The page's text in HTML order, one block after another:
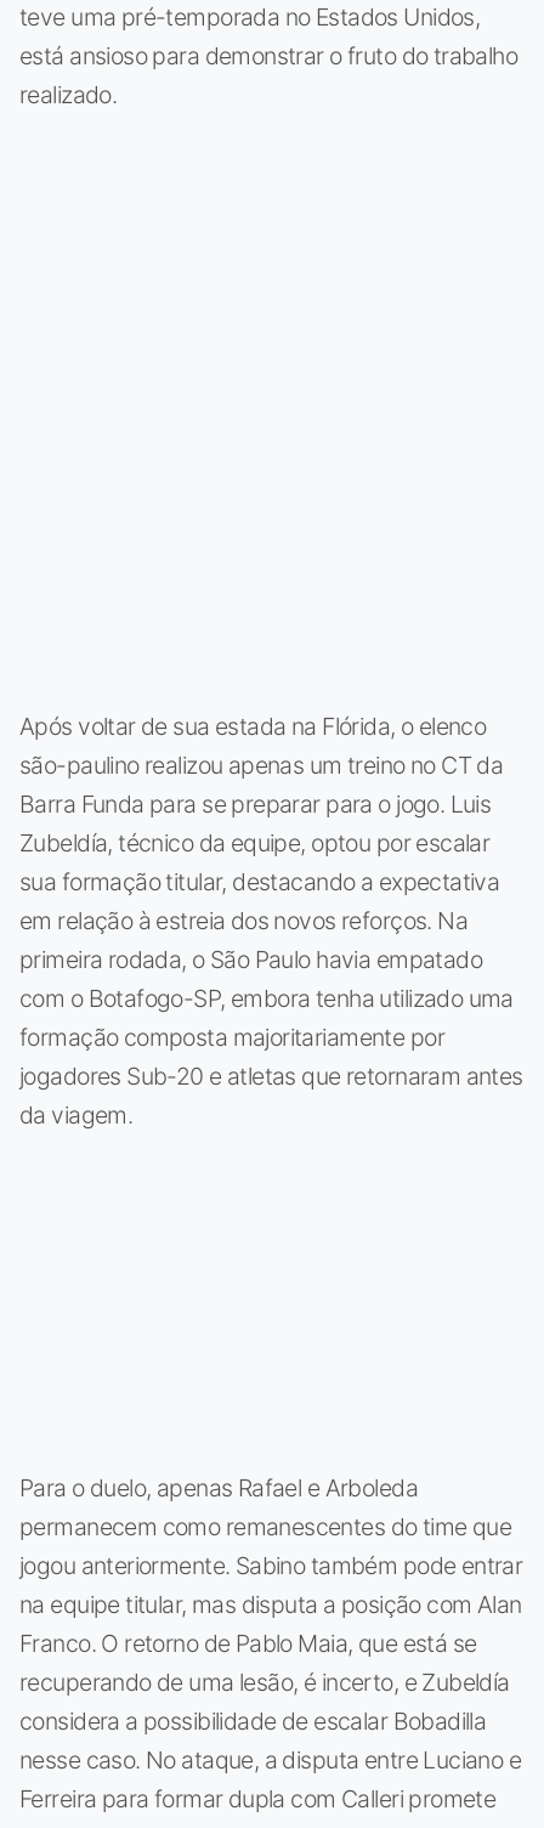
teve uma pré-temporada no Estados Unidos,
está ansioso para demonstrar o fruto do trabalho
realizado.
Após voltar de sua estada na Flórida, o elenco
são-paulino realizou apenas um treino no CT da
Barra Funda para se preparar para o jogo. Luis
Zubeldía, técnico da equipe, optou por escalar
sua formação titular, destacando a expectativa
em relação à estreia dos novos reforços. Na
primeira rodada, o São Paulo havia empatado
com o Botafogo-SP, embora tenha utilizado uma
formação composta majoritariamente por
jogadores Sub-20 e atletas que retornaram antes
da viagem.
Para o duelo, apenas Rafael e Arboleda
permanecem como remanescentes do time que
jogou anteriormente. Sabino também pode entrar
na equipe titular, mas disputa a posição com Alan
Franco. O retorno de Pablo Maia, que está se
recuperando de uma lesão, é incerto, e Zubeldía
considera a possibilidade de escalar Bobadilla
nesse caso. No ataque, a disputa entre Luciano e
Ferreira para formar dupla com Calleri promete